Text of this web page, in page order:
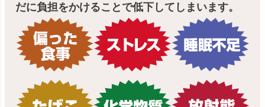
だに負担をかけることで低下してしまいます。